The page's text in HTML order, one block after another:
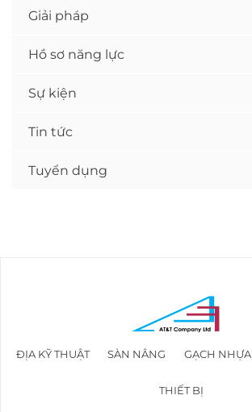
Giải pháp
Hồ sơ năng lực
Sự kiện
Tin tức
Tuyển dụng
ĐỊA KỸ THUẬT SÀN NÂNG GẠCH NHỰA
THIẾT BỊ